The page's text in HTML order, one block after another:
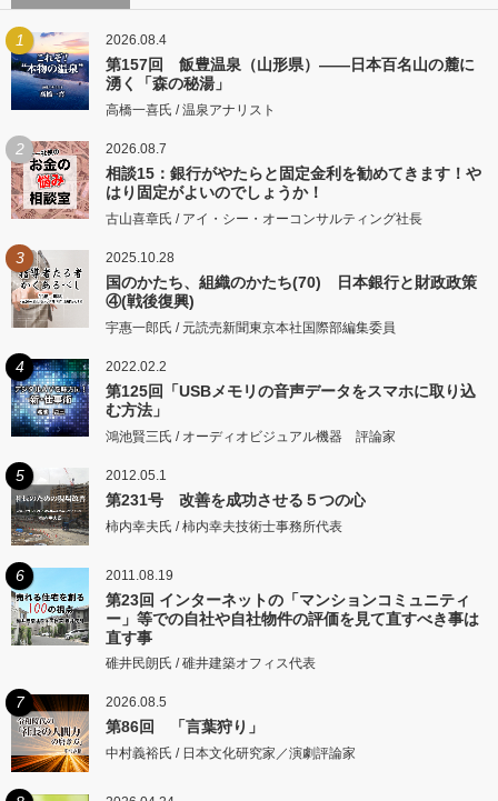
1 2026.08.4
第157回 飯豊温泉（山形県）――日本百名山の麓に
湧く「森の秘湯」
高橋一喜氏 / 温泉アナリスト
2 2026.08.7
相談15：銀行がやたらと固定金利を勧めてきます！や
はり固定がよいのでしょうか！
古山喜章氏 / アイ・シー・オーコンサルティング社長
3 2025.10.28
国のかたち、組織のかたち(70) 日本銀行と財政政策
④(戦後復興)
宇惠一郎氏 / 元読売新聞東京本社国際部編集委員
4 2022.02.2
第125回「USBメモリの音声データをスマホに取り込
む方法」
鴻池賢三氏 / オーディオビジュアル機器 評論家
5 2012.05.1
第231号 改善を成功させる５つの心
柿内幸夫氏 / 柿内幸夫技術士事務所代表
6 2011.08.19
第23回 インターネットの「マンションコミュニティ
ー」等での自社や自社物件の評価を見て直すべき事は
直す事
碓井民朗氏 / 碓井建築オフィス代表
7 2026.08.5
第86回 「言葉狩り」
中村義裕氏 / 日本文化研究家／演劇評論家